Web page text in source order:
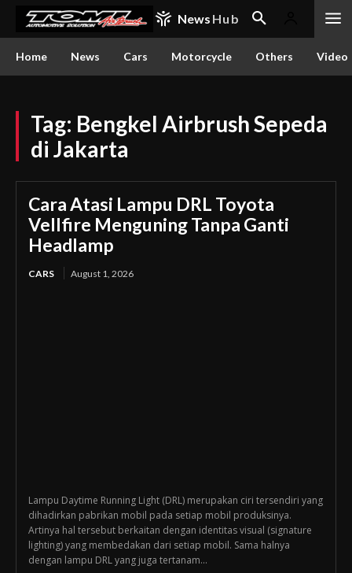
News Hub
Home News Cars Motorcycle Others Video
Tag: Bengkel Airbrush Sepeda
di Jakarta
Cara Atasi Lampu DRL Toyota
Vellfire Menguning Tanpa Ganti
Headlamp
CARS August 1, 2026
Lampu Daytime Running Light (DRL) merupakan ciri tersendiri yang
dihadirkan pabrikan mobil pada setiap mobil produksinya.
Artinya hal tersebut berkaitan dengan identitas visual (signature
lighting) yang membedakan dari setiap mobil. Sama halnya
dengan lampu DRL yang juga tertanam...